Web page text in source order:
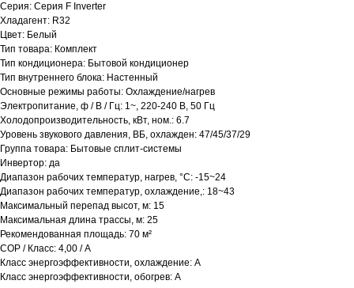
Серия: Серия F Inverter
Хладагент: R32
Цвет: Белый
Тип товара: Комплект
Тип кондиционера: Бытовой кондиционер
Тип внутреннего блока: Настенный
Основные режимы работы: Охлаждение/нагрев
Электропитание, ф / В / Гц: 1~, 220-240 В, 50 Гц
Холодопроизводительность, кВт, ном.: 6.7
Уровень звукового давления, ВБ, охлажден: 47/45/37/29
Группа товара: Бытовые сплит-системы
Инвертор: да
Диапазон рабочих температур, нагрев, °C: -15~24
Диапазон рабочих температур, охлаждение,: 18~43
Максимальный перепад высот, м: 15
Максимальная длина трассы, м: 25
Рекомендованная площадь: 70 м²
COP / Класс: 4,00 / A
Класс энергоэффективности, охлаждение: A
Класс энергоэффективности, обогрев: A